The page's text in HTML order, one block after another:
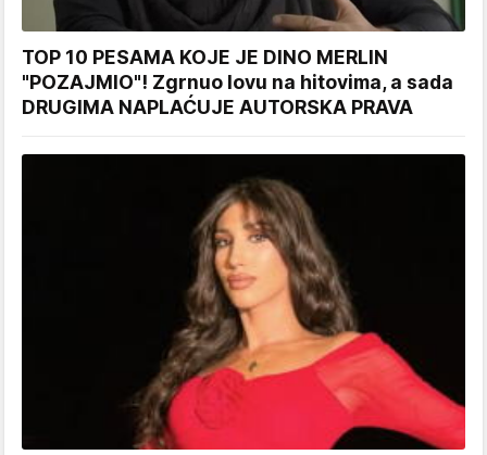
TOP 10 PESAMA KOJE JE DINO MERLIN
"POZAJMIO"! Zgrnuo lovu na hitovima, a sada
DRUGIMA NAPLAĆUJE AUTORSKA PRAVA